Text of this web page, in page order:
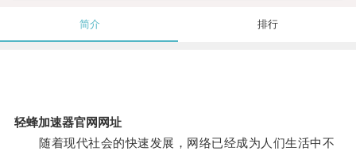
简介 排行
轻蜂加速器官网网址
随着现代社会的快速发展，网络已经成为人们生活中不